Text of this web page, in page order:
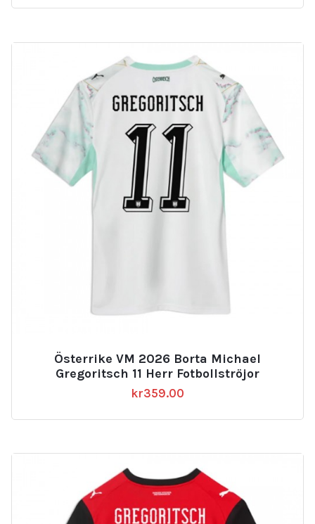
Österrike VM 2026 Borta Michael
Gregoritsch 11 Herr Fotbollströjor
kr359.00